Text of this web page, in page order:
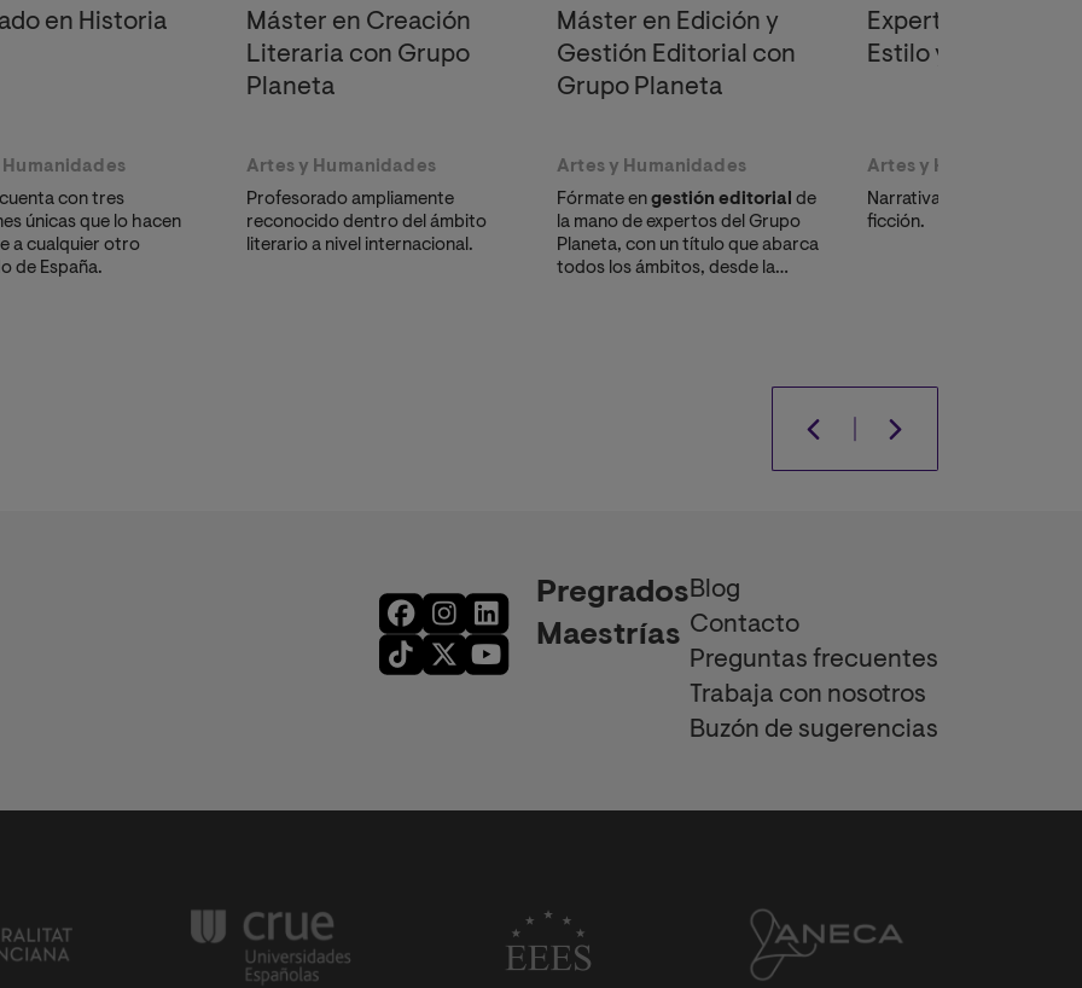
en Historia
con tres
únicas que lo hacen
a cualquier otro
de España.
Máster en Creación
Literaria con Grupo
Planeta
Artes y Humanidades
Profesorado ampliamente
reconocido dentro del ámbito
literario a nivel internacional.
Máster en Edición y
Gestión Editorial con
Grupo Planeta
Artes y Humanidades
Fórmate engestión editorial de
la mano de expertos del Grupo
Planeta, con un título que abarca
todos los ámbitos, desde la
Experto en
Estilo y
Artes y Humanidades
Narrativa breve, novela y
ficción.
Pregrados
Maestrías
Blog
Contacto
Preguntas frecuentes
Trabaja con nosotros
Buzón de sugerencias